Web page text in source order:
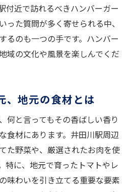
とき香り豊かなハンバーガー
を存分に楽しむためのポイン
バーガーとのペアリング
イムにぴったりなハンバー
ハンバーガースポット
ンバーガーの魅力
めて井田川駅周辺のハンバー
付近で訪れるべきハンバーガー
った質問が多く寄せられる中、
るのも一つの手です。ハンバー
域の文化や風景を楽しんでくだ
、地元の食材とは
何と言ってもその香ばしい香り
食材にあります。井田川駅周辺
た野菜や、厳選されたお肉を使
特に、地元で育ったトマトやレ
味わいを引き立てる重要な要素